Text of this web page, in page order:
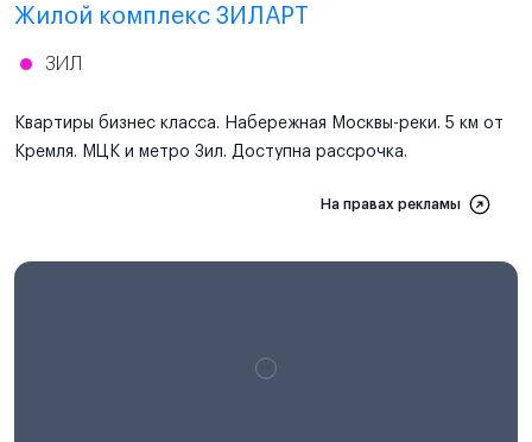
Жилой комплекс ЗИЛАРТ
ЗИЛ
Квартиры бизнес класса. Набережная Москвы-реки. 5 км от
Кремля. МЦК и метро Зил. Доступна рассрочка.
На правах рекламы